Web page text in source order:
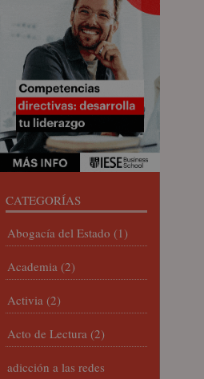
CATEGORÍAS
Abogacía del Estado (1)
Academia (2)
Activia (2)
Acto de Lectura (2)
adicción a las redes